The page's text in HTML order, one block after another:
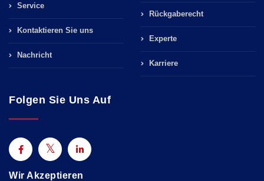
Service
Kontaktieren Sie uns
Nachricht
Rückgaberecht
Experte
Karriere
Folgen Sie Uns Auf
Wir Akzeptieren